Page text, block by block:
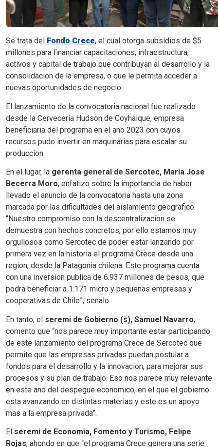
Se trata del Fondo Crece, el cual otorga subsidios de $5
millones para financiar capacitaciones, infraestructura,
activos y capital de trabajo que contribuyan al desarrollo y la
consolidacion de la empresa, o que le permita acceder a
nuevas oportunidades de negocio.
El lanzamiento de la convocatoria nacional fue realizado
desde la Cerveceria Hudson de Coyhaique, empresa
beneficiaria del programa en el ano 2023 con cuyos
recursos pudo invertir en maquinarias para escalar su
produccion.
En el lugar, la gerenta general de Sercotec, Maria Jose
Becerra Moro, enfatizo sobre la importancia de haber
llevado el anuncio de la convocatoria hasta una zona
marcada por las dificultades del aislamiento geografico.
“Nuestro compromiso con la descentralizacion se
demuestra con hechos concretos, por ello estamos muy
orgullosos como Sercotec de poder estar lanzando por
primera vez en la historia el programa Crece desde una
region, desde la Patagonia chilena. Este programa cuenta
con una inversion publica de 6.937 millones de pesos, que
podra beneficiar a 1.171 micro y pequenas empresas y
cooperativas de Chile”, senalo.
En tanto, el seremi de Gobierno (s), Samuel Navarro,
comento que “nos parece muy importante estar participando
de este lanzamiento del programa Crece de Sercotec que
permite que las empresas privadas puedan postular a
fondos para el desarrollo y la innovacion, para mejorar sus
procesos y su plan de trabajo. Eso nos parece muy relevante
en este ano del despegue economico, en el que el gobierno
esta avanzando en distintas materias y este es un apoyo
mas a la empresa privada”.
El seremi de Economia, Fomento y Turismo, Felipe
Rojas, ahondo en que “el programa Crece genera una serie